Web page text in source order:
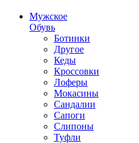
Мужское
Обувь
Ботинки
Другое
Кеды
Кроссовки
Лоферы
Мокасины
Сандалии
Сапоги
Слипоны
Туфли